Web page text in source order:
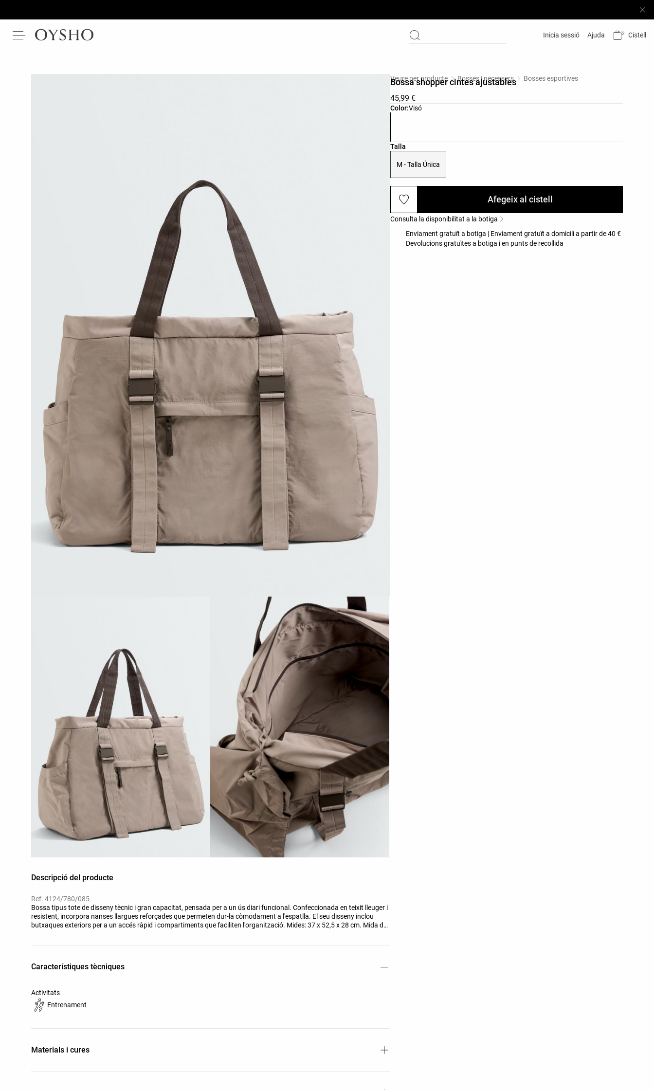
Inicia sessió Ajuda Cistell
Descripció del producte
Ref. 4124/780/085
Bossa tipus tote de disseny tècnic i gran capacitat, pensada per a un ús diari funcional. Confeccionada en teixit lleuger i
resistent, incorpora nanses llargues reforçades que permeten dur-la còmodament a l'espatlla. El seu disseny inclou
butxaques exteriors per a un accés ràpid i compartiments que faciliten l'organització. Mides: 37 x 52,5 x 28 cm. Mida de
Característiques tècniques
Activitats
Entrenament
Materials i cures
Color:Visó
Llista de colors del producte
Veure per producte Bosses | necessers Bosses esportives
Bossa shopper cintes ajustables
45,99 €
Talla
Llista de talles del producte
M - Talla Única
Afegeix al cistell
Consulta la disponibilitat a la botiga
Enviament gratuït a botiga | Enviament gratuït a domicili a partir de 40 €
Devolucions gratuïtes a botiga i en punts de recollida